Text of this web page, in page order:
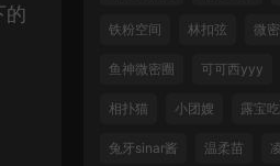
的
铁粉空间 林扣弦 微
鱼神微密圈 可可西yyy
相扑猫 小团嫂 露宝
兔牙sinar酱 温柔苗